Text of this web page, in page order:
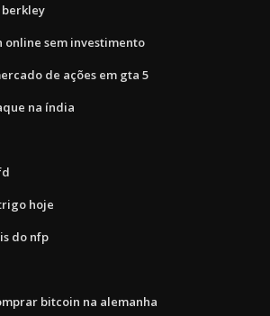
berkley
sem investimento
de ações em gta 5
na índia
hoje
do nfp
bitcoin na alemanha